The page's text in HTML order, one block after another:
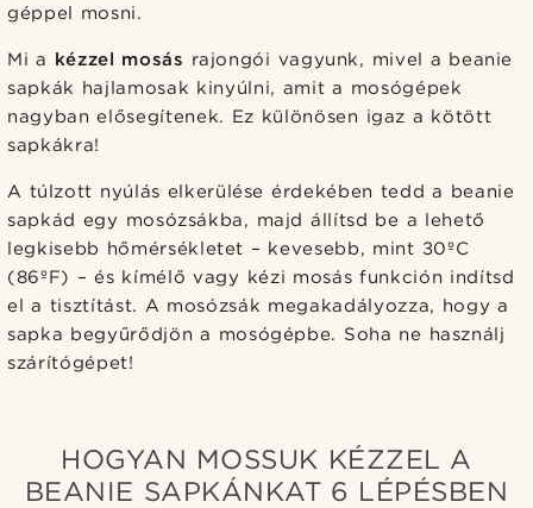
géppel mosni.
Mi a kézzel mosás rajongói vagyunk, mivel a beanie
sapkák hajlamosak kinyúlni, amit a mosógépek
nagyban elősegítenek. Ez különösen igaz a kötött
sapkákra!
A túlzott nyúlás elkerülése érdekében tedd a beanie
sapkád egy mosózsákba, majd állítsd be a lehető
legkisebb hőmérsékletet – kevesebb, mint 30ºC
(86ºF) – és kímélő vagy kézi mosás funkción indítsd
el a tisztítást. A mosózsák megakadályozza, hogy a
sapka begyűrődjön a mosógépbe. Soha ne használj
szárítógépet!
HOGYAN MOSSUK KÉZZEL A
BEANIE SAPKÁNKAT 6 LÉPÉSBEN